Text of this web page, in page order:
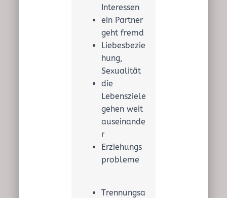
Interessen
ein Partner
geht fremd
Liebesbezie
hung,
Sexualität
die
Lebensziele
gehen weit
auseinande
r
Erziehungs
probleme
Trennungsa